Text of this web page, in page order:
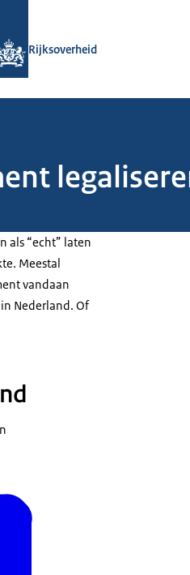
Rijksoverheid
als “echt” laten
Meestal
vandaan
Nederland. Of